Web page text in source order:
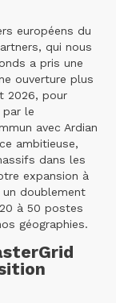
européens du
qui nous
a pris une
ouverture plus
2026, pour
le
avec Ardian
ambitieuse,
dans les
expansion à
un doublement
à 50 postes
géographies.